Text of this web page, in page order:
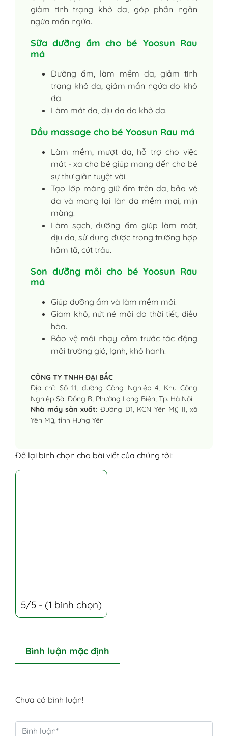
giảm tình trạng khô da, góp phần ngăn
ngừa mẩn ngứa.
Sữa dưỡng ẩm cho bé Yoosun Rau
má
Dưỡng ẩm, làm mềm da, giảm tình
trạng khô da, giảm mẩn ngứa do khô
da.
Làm mát da, dịu da do khô da.
Dầu massage cho bé Yoosun Rau má
Làm mềm, mượt da, hỗ trợ cho việc
mát - xa cho bé giúp mang đến cho bé
sự thư giãn tuyệt vời.
Tạo lớp màng giữ ẩm trên da, bảo vệ
da và mang lại làn da mềm mại, mịn
màng.
Làm sạch, dưỡng ẩm giúp làm mát,
dịu da, sử dụng được trong trường hợp
hăm tã, cứt trâu.
Son dưỡng môi cho bé Yoosun Rau
má
Giúp dưỡng ẩm và làm mềm môi.
Giảm khô, nứt nẻ môi do thời tiết, điều
hòa.
Bảo vệ môi nhạy cảm trước tác động
môi trường gió, lạnh, khô hanh.
CÔNG TY TNHH ĐẠI BẮC
Địa chỉ: Số 11, đường Công Nghiệp 4, Khu Công
Nghiệp Sài Đồng B, Phường Long Biên, Tp. Hà Nội
Nhà máy sản xuất: Đường D1, KCN Yên Mỹ II, xã
Yên Mỹ, tỉnh Hưng Yên
Để lại bình chọn cho bài viết của chúng tôi:
5/5 - (1 bình chọn)
Bình luận mặc định
Chưa có bình luận!